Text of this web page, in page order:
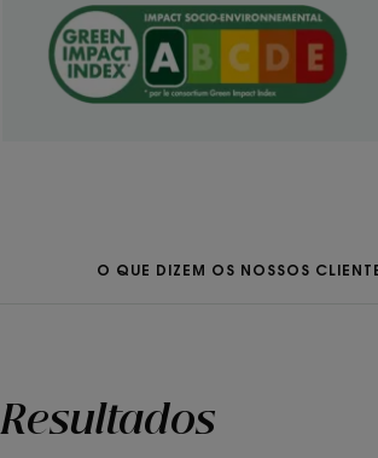
"• DESEMBARAÇA: a fórmula
desembaraçar suavemente o cabelo
• NUTRE: o Condicionador nutre o
TEXTURA
Benefícios da
O QUE DIZEM OS NOSSOS
Resultados